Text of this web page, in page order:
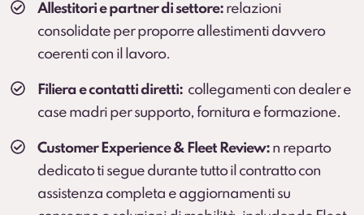
danni all’interno del vano di carico e sulle parti
soggette a usura chenon sono coperte dalla
Kasko.
Scopri di più
Allestitori e partner di settore: relazioni
consolidate per proporre allestimenti davvero
coerenti con il lavoro.
Filiera e contatti diretti: collegamenti con dealer e
case madri per supporto, fornitura e formazione.
Customer Experience & Fleet Review: n reparto
dedicato ti segue durante tutto il contratto con
assistenza completa e aggiornamenti su